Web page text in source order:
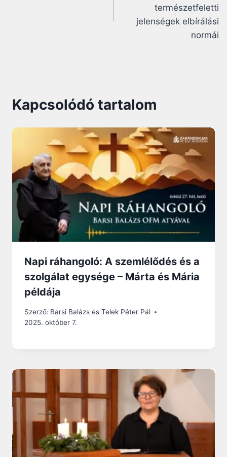
természetfeletti
jelenségek elbírálási
normái
Kapcsolódó tartalom
Napi ráhangoló: A szemlélődés és a
szolgálat egysége – Márta és Mária
példája
Szerző: Barsi Balázs és Telek Péter Pál
2025. október 7.